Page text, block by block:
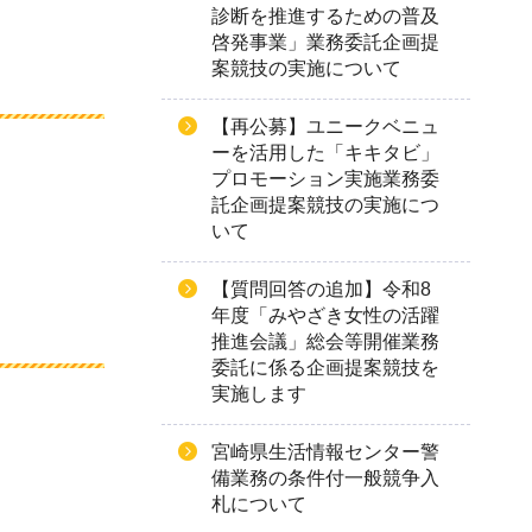
診断を推進するための普及
啓発事業」業務委託企画提
案競技の実施について
【再公募】ユニークベニュ
ーを活用した「キキタビ」
プロモーション実施業務委
託企画提案競技の実施につ
いて
【質問回答の追加】令和8
年度「みやざき女性の活躍
推進会議」総会等開催業務
委託に係る企画提案競技を
実施します
宮崎県生活情報センター警
備業務の条件付一般競争入
札について